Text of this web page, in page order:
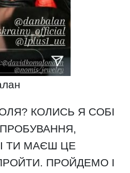
КОЛИСЬ Я СОБІ
ТИ МАЄШ ЦЕ
ПРОЙДЕМО І